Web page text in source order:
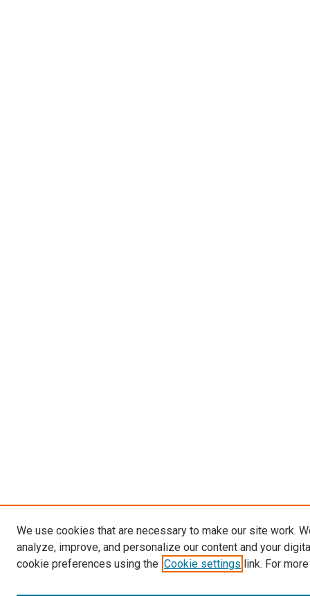
We use cookies that are necessary to make our site work.
analyze, improve, and personalize our content and your
cookie preferences using the Cookie settings link. For